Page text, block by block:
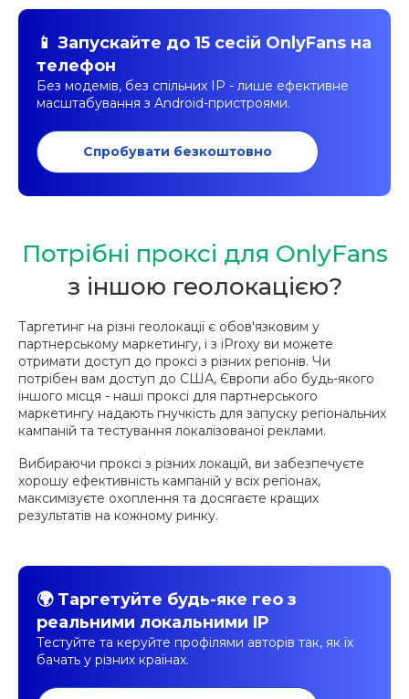
📱 Запускайте до 15 сесій OnlyFans на
телефон
Без модемів, без спільних IP - лише ефективне
масштабування з Android-пристроями.
Спробувати безкоштовно
Потрібні проксі для OnlyFans
з іншою геолокацією?
Таргетинг на різні геолокації є обов'язковим у
партнерському маркетингу, і з iProxy ви можете
отримати доступ до проксі з різних регіонів. Чи
потрібен вам доступ до США, Європи або будь-якого
іншого місця - наші проксі для партнерського
маркетингу надають гнучкість для запуску регіональних
кампаній та тестування локалізованої реклами.
Вибираючи проксі з різних локацій, ви забезпечуєте
хорошу ефективність кампаній у всіх регіонах,
максимізуєте охоплення та досягаєте кращих
результатів на кожному ринку.
🌍 Таргетуйте будь-яке гео з
реальними локальними IP
Тестуйте та керуйте профілями авторів так, як їх
бачать у різних країнах.